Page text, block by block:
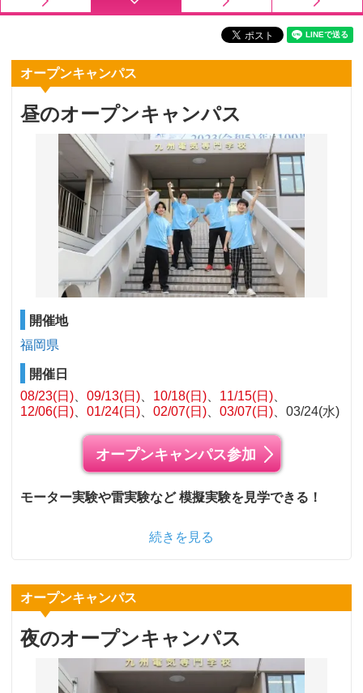
オープンキャンパス
昼のオープンキャンパス
開催地
福岡県
開催日
08/23(日)
09/13(日) 10/18(日)
11/15(日)
12/06(日)
01/24(日) 02/07(日) 03/07(日) 03/24(水)
オープンキャンパス参加
モーター実験や雷実験など 模擬実験を見学できる！
続きを見る
オープンキャンパス
夜のオープンキャンパス